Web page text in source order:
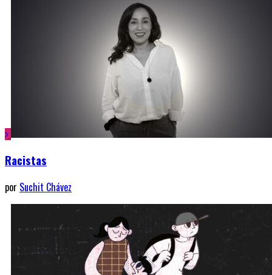
Racistas
por Suchit Chávez